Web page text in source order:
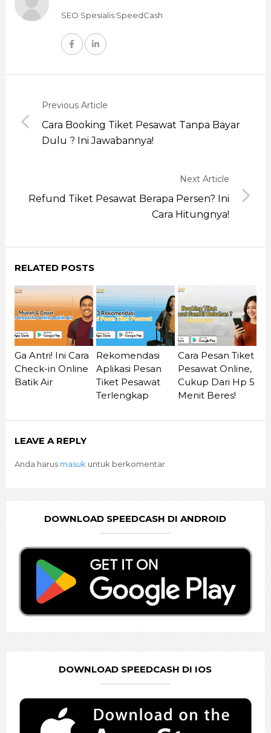
SEO Spesialis SpeedCash
Previous Article
Cara Booking Tiket Pesawat Tanpa Bayar
Dulu ? Ini Jawabannya!
Next Article
Refund Tiket Pesawat Berapa Persen? Ini
Cara Hitungnya!
RELATED POSTS
Ga Antri! Ini Cara
Check-in Online
Batik Air
Rekomendasi
Aplikasi Pesan
Tiket Pesawat
Terlengkap
Cara Pesan Tiket
Pesawat Online,
Cukup Dari Hp 5
Menit Beres!
LEAVE A REPLY
Anda harus masuk untuk berkomentar.
DOWNLOAD SPEEDCASH DI ANDROID
DOWNLOAD SPEEDCASH DI IOS